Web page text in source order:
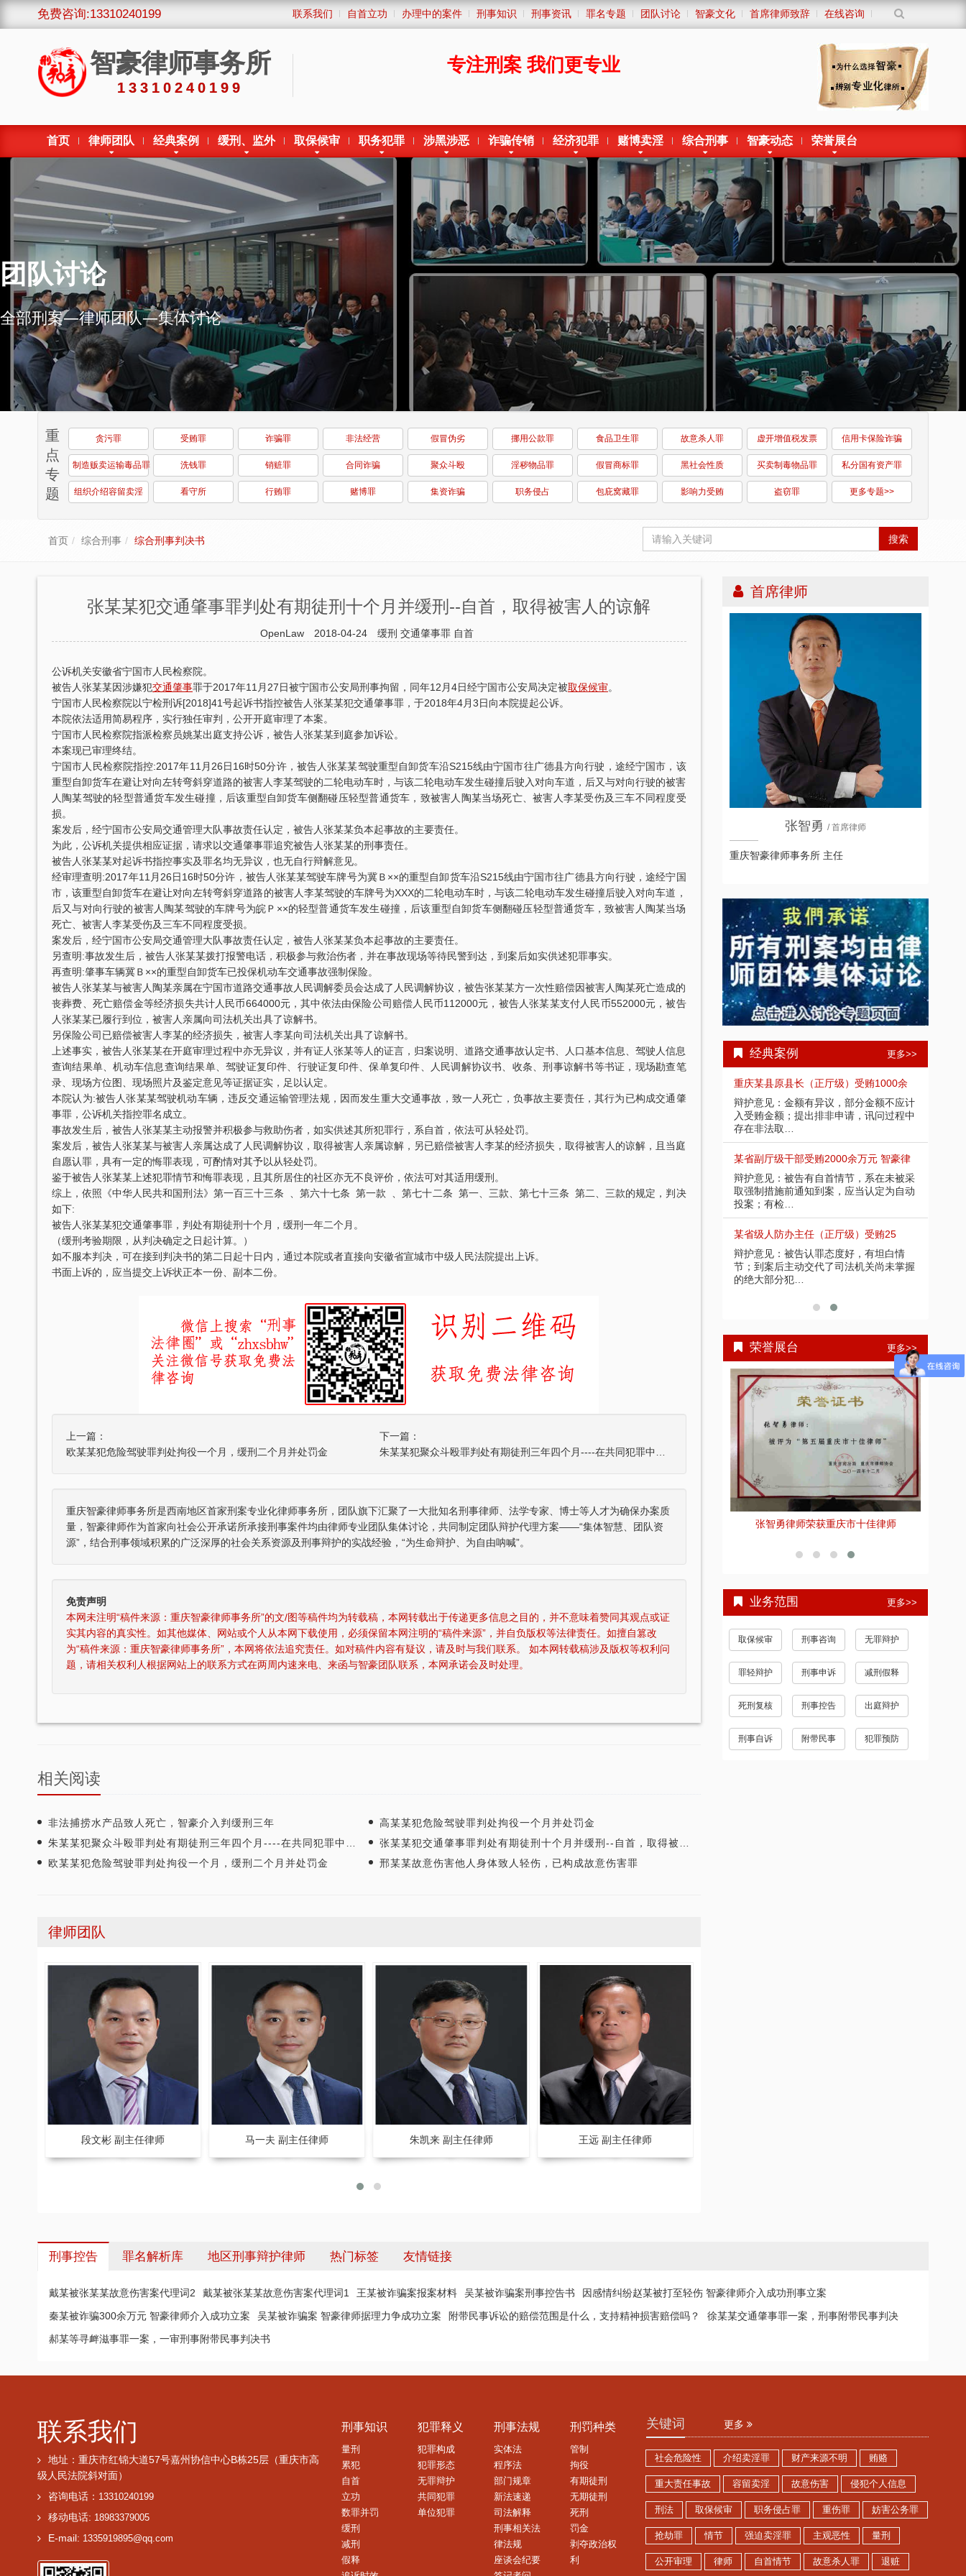
免费咨询:13310240199 联系我们 自首立功 办理中的案件 刑事知识 刑事资讯 罪名专题 团队讨论 智豪文化 首席律师致辞 在线咨询
智豪律师事务所
13310240199
专注刑案 我们更专业
首页 律师团队 经典案例 缓刑、监外 取保候审 职务犯罪 涉黑涉恶 诈骗传销 经济犯罪 赌博卖淫 综合刑事 智豪动态 荣誉展台
团队讨论
全部刑案—律师团队—集体讨论
重
点
专
题
贪污罪 受贿罪 诈骗罪 非法经营 假冒伪劣 挪用公款罪 食品卫生罪 故意杀人罪 虚开增值税发票 信用卡保险诈骗
制造贩卖运输毒品罪 洗钱罪 销赃罪 合同诈骗 聚众斗殴 淫秽物品罪 假冒商标罪 黑社会性质 买卖制毒物品罪 私分国有资产罪
组织介绍容留卖淫 看守所 行贿罪 赌博罪 集资诈骗 职务侵占 包庇窝藏罪 影响力受贿 盗窃罪 更多专题>>
首页 综合刑事 综合刑事判决书 搜索
张某某犯交通肇事罪判处有期徒刑十个月并缓刑--自首，取得被害人的谅解
OpenLaw 2018-04-24 缓刑交通肇事罪 自首
公诉机关安徽省宁国市人民检察院。
被告人张某某因涉嫌犯交通肇事罪于2017年11月27日被宁国市公安局刑事拘留，同年12月4日经宁国市公安局决定被取保候审。
宁国市人民检察院以宁检刑诉[2018]41号起诉书指控被告人张某某犯交通肇事罪，于2018年4月3日向本院提起公诉。
本院依法适用简易程序，实行独任审判，公开开庭审理了本案。
宁国市人民检察院指派检察员姚某出庭支持公诉，被告人张某某到庭参加诉讼。
本案现已审理终结。
宁国市人民检察院指控:2017年11月26日16时50分许，被告人张某某驾驶重型自卸货车沿S215线由宁国市往广德县方向行驶，途经宁国市，该
重型自卸货车在避让对向左转弯斜穿道路的被害人李某驾驶的二轮电动车时，与该二轮电动车发生碰撞后驶入对向车道，后又与对向行驶的被害
人陶某驾驶的轻型普通货车发生碰撞，后该重型自卸货车侧翻碰压轻型普通货车，致被害人陶某当场死亡、被害人李某受伤及三车不同程度受
损。
案发后，经宁国市公安局交通管理大队事故责任认定，被告人张某某负本起事故的主要责任。
为此，公诉机关提供相应证据，请求以交通肇事罪追究被告人张某某的刑事责任。
被告人张某某对起诉书指控事实及罪名均无异议，也无自行辩解意见。
经审理查明:2017年11月26日16时50分许，被告人张某某驾驶车牌号为冀Ｂ××的重型自卸货车沿S215线由宁国市往广德县方向行驶，途经宁国
市，该重型自卸货车在避让对向左转弯斜穿道路的被害人李某驾驶的车牌号为XXX的二轮电动车时，与该二轮电动车发生碰撞后驶入对向车道，
后又与对向行驶的被害人陶某驾驶的车牌号为皖Ｐ××的轻型普通货车发生碰撞，后该重型自卸货车侧翻碰压轻型普通货车，致被害人陶某当场
死亡、被害人李某受伤及三车不同程度受损。
案发后，经宁国市公安局交通管理大队事故责任认定，被告人张某某负本起事故的主要责任。
另查明:事故发生后，被告人张某某拨打报警电话，积极参与救治伤者，并在事故现场等待民警到达，到案后如实供述犯罪事实。
再查明:肇事车辆冀Ｂ××的重型自卸货车已投保机动车交通事故强制保险。
被告人张某某与被害人陶某亲属在宁国市道路交通事故人民调解委员会达成了人民调解协议，被告张某某方一次性赔偿因被害人陶某死亡造成的
丧葬费、死亡赔偿金等经济损失共计人民币664000元，其中依法由保险公司赔偿人民币112000元，被告人张某某支付人民币552000元，被告
人张某某已履行到位，被害人亲属向司法机关出具了谅解书。
另保险公司已赔偿被害人李某的经济损失，被害人李某向司法机关出具了谅解书。
上述事实，被告人张某某在开庭审理过程中亦无异议，并有证人张某等人的证言，归案说明、道路交通事故认定书、人口基本信息、驾驶人信息
查询结果单、机动车信息查询结果单、驾驶证复印件、行驶证复印件、保单复印件、人民调解协议书、收条、刑事谅解书等书证，现场勘查笔
录、现场方位图、现场照片及鉴定意见等证据证实，足以认定。
本院认为:被告人张某某驾驶机动车辆，违反交通运输管理法规，因而发生重大交通事故，致一人死亡，负事故主要责任，其行为已构成交通肇
事罪，公诉机关指控罪名成立。
事故发生后，被告人张某某主动报警并积极参与救助伤者，如实供述其所犯罪行，系自首，依法可从轻处罚。
案发后，被告人张某某与被害人亲属达成了人民调解协议，取得被害人亲属谅解，另已赔偿被害人李某的经济损失，取得被害人的谅解，且当庭
自愿认罪，具有一定的悔罪表现，可酌情对其予以从轻处罚。
鉴于被告人张某某上述犯罪情节和悔罪表现，且其所居住的社区亦无不良评价，依法可对其适用缓刑。
综上，依照《中华人民共和国刑法》第一百三十三条 、第六十七条 第一款 、第七十二条 第一、三款、第七十三条 第二、三款的规定，判决
如下:
被告人张某某犯交通肇事罪，判处有期徒刑十个月，缓刑一年二个月。
（缓刑考验期限，从判决确定之日起计算。）
如不服本判决，可在接到判决书的第二日起十日内，通过本院或者直接向安徽省宣城市中级人民法院提出上诉。
书面上诉的，应当提交上诉状正本一份、副本二份。
上一篇：
欧某某犯危险驾驶罪判处拘役一个月，缓刑二个月并处罚金
下一篇：
重庆智豪律师事务所是西南地区首家刑案专业化律师事务所，团队旗下汇聚了一大批知名刑事律师、法学专家、博士等人才为确保办案质
量，智豪律师作为首家向社会公开承诺所承接刑事案件均由律师专业团队集体讨论，共同制定团队辩护代理方案——“集体智慧、团队资
源”，结合刑事领域积累的广泛深厚的社会关系资源及刑事辩护的实战经验，“为生命辩护、为自由呐喊”。
免责声明
本网未注明“稿件来源：重庆智豪律师事务所”的文/图等稿件均为转载稿，本网转载出于传递更多信息之目的，并不意味着赞同其观点或证
实其内容的真实性。如其他媒体、网站或个人从本网下载使用，必须保留本网注明的“稿件来源”，并自负版权等法律责任。如擅自篡改
为“稿件来源：重庆智豪律师事务所”，本网将依法追究责任。如对稿件内容有疑议，请及时与我们联系。 如本网转载稿涉及版权等权利问
题，请相关权利人根据网站上的联系方式在两周内速来电、来函与智豪团队联系，本网承诺会及时处理。
相关阅读
非法捕捞水产品致人死亡，智豪介入判缓刑三年
高某某犯危险驾驶罪判处拘役一个月并处罚金
朱某某犯聚众斗殴罪判处有期徒刑三年四个月----在共同犯罪中起次要作用，是从犯
张某某犯交通肇事罪判处有期徒刑十个月并缓刑--自首，取得被害人的谅解
欧某某犯危险驾驶罪判处拘役一个月，缓刑二个月并处罚金
邢某某故意伤害他人身体致人轻伤，已构成故意伤害罪
律师团队
段文彬 副主任律师 马一夫 副主任律师 朱凯来 副主任律师 王远 副主任律师
首席律师
张智勇 / 首席律师
重庆智豪律师事务所 主任
经典案例 更多>>
四川“黑老大”刘汉刘维全国特大涉黑
2014年5月23日，湖北省咸宁市中级人民
法院对刘汉、刘维等36名被告人组织、领
导、参加黑社会…
李某受贿130余万元，论罪当处十年以上
辩护意见：失控不实，李某客观上不具有
相关职权；本案属于单位受贿；李某仅起
重庆某县原县长（正厅级）受贿案 智
辩护意见：金额有争议，提出排非申请，
讯问过程存在非法取证行为，相应供诉应
排除，被告…
重庆某县原县长（正厅级）受贿1000余
辩护意见：金额有异议，部分金额不应计
存在非法取…
辩护意见：被告有自首情节，系在未被采
取强制措施前通知到案，应当认定为自动
某省级人防办主任（正厅级）受贿25
辩护意见：被告认罪态度好，有坦白情
2014年5月23日，湖北省咸宁市中级人民
相关职权；本案属于单位受贿；李某仅起
辩护意见：金额有争议，提出排非申请，
重庆某县原县长（正厅级）受贿1000余
辩护意见：金额有异议，部分金额不应计
入受贿金额；提出排非申请，讯问过程中
存在非法取…
某省副厅级干部受贿2000余万元 智豪律
辩护意见：被告有自首情节，系在未被采
取强制措施前通知到案，应当认定为自动
投案；有检…
某省级人防办主任（正厅级）受贿25
辩护意见：被告认罪态度好，有坦白情
节；到案后主动交代了司法机关尚未掌握
的绝大部分犯…
荣誉展台 更多>>
勇律师荣获重庆市十佳律师
重庆智豪律师事务所荣获司法部颁发“全国
优秀律师事务所”称号
张智勇律师荣获全国优秀律师
张智勇律师获得“年度最佳刑事辩护律师”荣
张智勇律师荣获重庆市十佳律师
业务范围 更多>>
取保候审 刑事咨询 无罪辩护
罪轻辩护 刑事申诉 减刑假释
死刑复核 刑事控告 出庭辩护
刑事自诉 附带民事 犯罪预防
刑事控告 罪名解析库 地区刑事辩护律师 热门标签 友情链接
戴某被张某某故意伤害案代理词2 戴某被张某某故意伤害案代理词1 王某被诈骗案报案材料 吴某被诈骗案刑事控告书
因感情纠纷赵某被打至轻伤 智豪律师介入成功刑事立案
秦某被诈骗300余万元 智豪律师介入成功立案
吴某被诈骗案 智豪律师据理力争成功立案 附带民事诉讼的赔偿范围是什么，支持精神损害赔偿吗？
徐某某交通肇事罪一案，刑事附带民事判决
郝某等寻衅滋事罪一案，一审刑事附带民事判决书
联系我们
地址：重庆市红锦大道57号嘉州协信中心B栋25层（重庆市高
级人民法院斜对面）
咨询电话： 13310240199
移动电话: 18983379005
E-mail: 1335919895@qq.com
刑事知识
量刑
累犯
自首
立功
数罪并罚
缓刑
减刑
假释
犯罪释义
犯罪构成
犯罪形态
无罪辩护
共同犯罪
单位犯罪
刑事法规
实体法
程序法
部门规章
新法速递
司法解释
刑事相关法
律法规
座谈会纪要
刑罚种类
管制
拘役
有期徒刑
无期徒刑
死刑
罚金
剥夺政治权
利
关键词 更多
社会危险性 介绍卖淫罪 财产来源不明 贿赂
重大责任事故 容留卖淫 故意伤害 侵犯个人信息
刑法 取保候审 职务侵占罪 重伤罪 妨害公务罪
抢劫罪 情节 强迫卖淫罪 主观恶性 量刑
公开审理 律师 自首情节 故意杀人罪 退赃